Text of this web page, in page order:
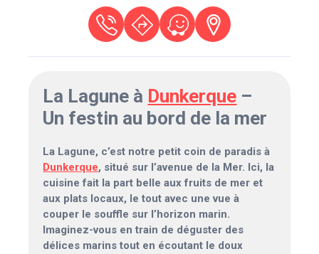
La Lagune à Dunkerque –
Un festin au bord de la mer
La Lagune, c’est notre petit coin de paradis à
Dunkerque, situé sur l’avenue de la Mer. Ici, la
cuisine fait la part belle aux fruits de mer et
aux plats locaux, le tout avec une vue à
couper le souffle sur l’horizon marin.
Imaginez-vous en train de déguster des
délices marins tout en écoutant le doux